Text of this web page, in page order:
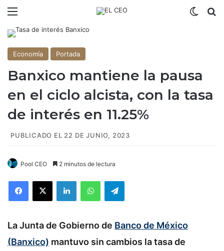
Economía Portada
Banxico mantiene la pausa
en el ciclo alcista, con la tasa
de interés en 11.25%
PUBLICADO EL 22 DE JUNIO, 2023
Pool CEO 2 minutos de lectura
La Junta de Gobierno de Banco de México
(Banxico) mantuvo sin cambios la tasa de